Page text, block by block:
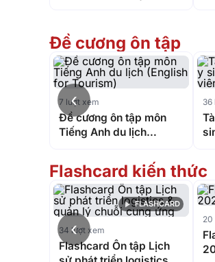
Đề cương ôn tập
‹
7 lượt xem
Đề cương ôn tập môn
Tiếng Anh du lịch
36
Flashcard kiến thức
‹
FLASHCARD
34 lượt xem
Flashcard Ôn tập Lịch
20